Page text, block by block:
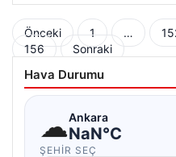
Yazı
sayfalaması
Önceki 1 …
156
Sonraki
Hava Durumu
☁Ankara
NaN°C
ŞEHIR SEÇ